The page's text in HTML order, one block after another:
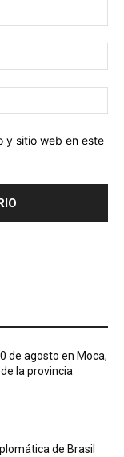
y sitio web en este
de agosto en Moca,
la provincia
de Brasil